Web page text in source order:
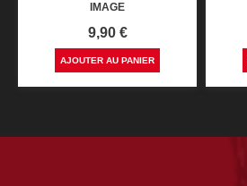
IMAGE
Prix
9,90 €
AJOUTER AU PANIER